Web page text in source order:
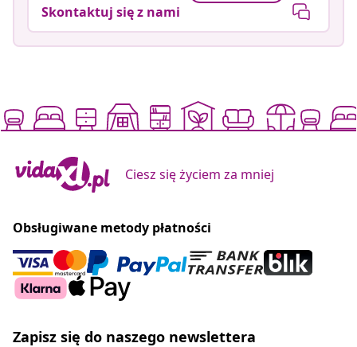
Skontaktuj się z nami
Ciesz się życiem za mniej
Obsługiwane metody płatności
Zapisz się do naszego newslettera